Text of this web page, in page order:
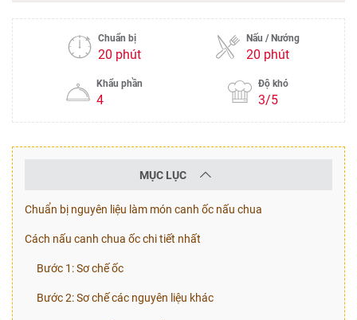
Chuẩn bị
20 phút
Nấu / Nướng
20 phút
Khẩu phần
4
Độ khó
3/5
MỤC LỤC
Chuẩn bị nguyên liệu làm món canh ốc nấu chua
Cách nấu canh chua ốc chi tiết nhất
Bước 1: Sơ chế ốc
Bước 2: Sơ chế các nguyên liệu khác